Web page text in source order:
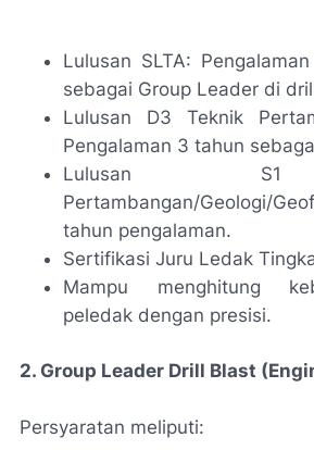
Lulusan SLTA:
sebagai Group Leader di
Lulusan D3 Teknik
Pengalaman 3 tahun
Lulusan
Pertambangan/Geologi/
tahun pengalaman.
Sertifikasi Juru Ledak
Mampu menghitung
peledak dengan presisi.
2. Group Leader Drill Blast
Persyaratan meliputi: